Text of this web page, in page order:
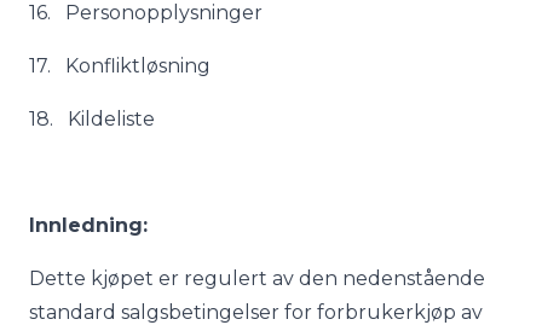
16. Personopplysninger
17. Konfliktløsning
18. Kildeliste
Innledning:
Dette kjøpet er regulert av den nedenstående
standard salgsbetingelser for forbrukerkjøp av